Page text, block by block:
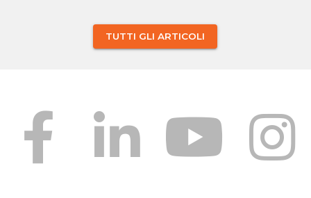
TUTTI GLI ARTICOLI